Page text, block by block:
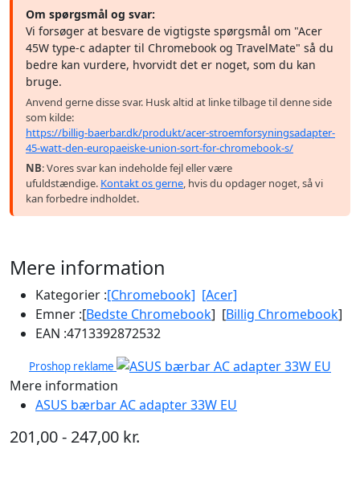
Om spørgsmål og svar:
Vi forsøger at besvare de vigtigste spørgsmål om "Acer
45W type-c adapter til Chromebook og TravelMate" så du
bedre kan vurdere, hvorvidt det er noget, som du kan
bruge.
Anvend gerne disse svar. Husk altid at linke tilbage til denne side
som kilde:
https://billig-baerbar.dk/produkt/acer-stroemforsyningsadapter-
45-watt-den-europaeiske-union-sort-for-chromebook-s/
NB: Vores svar kan indeholde fejl eller være
ufuldstændige. Kontakt os gerne, hvis du opdager noget, så vi
kan forbedre indholdet.
Mere information
Kategorier :[Chromebook] [Acer]
Emner :[Bedste Chromebook] [Billig Chromebook]
EAN :4713392872532
Proshop reklame
Mere information
ASUS bærbar AC adapter 33W EU
201,00 - 247,00 kr.